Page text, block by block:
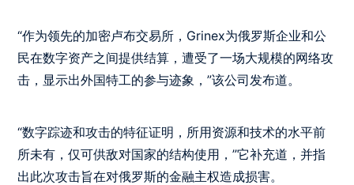
“作为领先的加密卢布交易所，Grinex为俄罗斯企业和公
民在数字资产之间提供结算，遭受了一场大规模的网络攻
击，显示出外国特工的参与迹象，”该公司发布道。
“数字踪迹和攻击的特征证明，所用资源和技术的水平前
所未有，仅可供敌对国家的结构使用，”它补充道，并指
出此次攻击旨在对俄罗斯的金融主权造成损害。